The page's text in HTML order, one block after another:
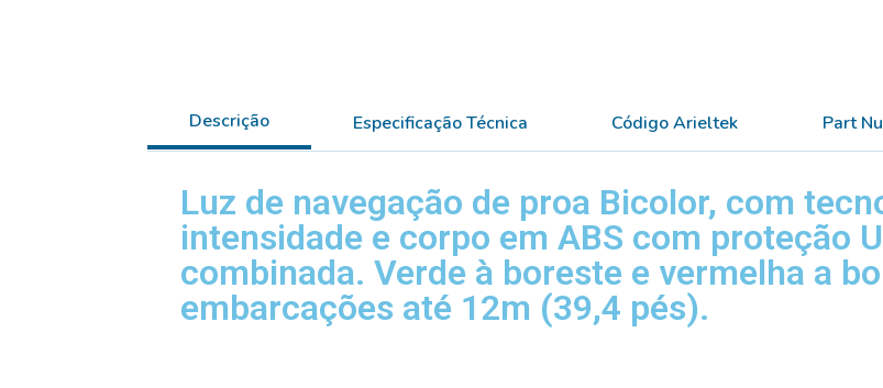
Descrição Especificação Técnica Código Arieltek Part
Luz de navegação de proa Bicolor, com
intensidade e corpo em ABS com proteção
combinada. Verde à boreste e vermelha a
embarcações até 12m (39,4 pés).